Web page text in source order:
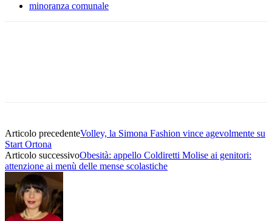
minoranza comunale
Articolo precedenteVolley, la Simona Fashion vince agevolmente su
Start Ortona
Articolo successivoObesità: appello Coldiretti Molise ai genitori:
attenzione ai menù delle mense scolastiche